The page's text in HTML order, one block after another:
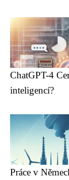
ChatGPT-4
inteligencí?
Práce v